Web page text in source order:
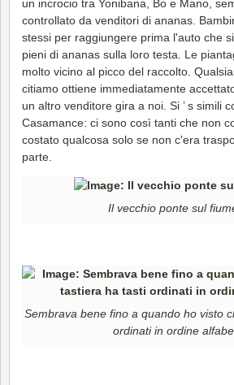
un incrocio tra Yonibana, Bo e Mano,
controllato da venditori di ananas.
stessi per raggiungere prima l'auto che
pieni di ananas sulla loro testa. Le
molto vicino al picco del raccolto.
citiamo ottiene immediatamente
un altro venditore gira a noi. Si ’ s simili
Casamance: ci sono così tanti che non
costato qualcosa solo se non c'era
parte.
Il vecchio ponte sul
Sembrava bene fino a quando ho visto
ordinati in ordine